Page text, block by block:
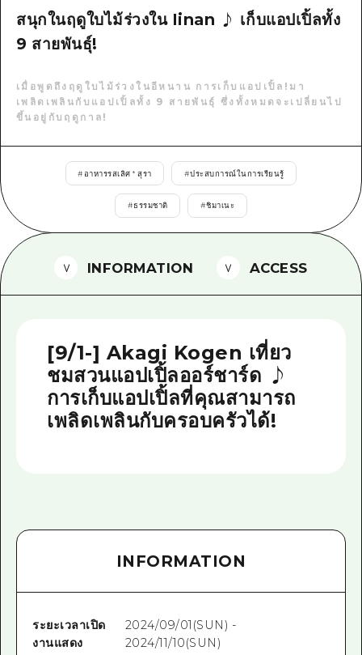
ไกด์อาสาสมัครไ
คำถามที่พบบ่อย
สนุกในฤดูใบไม้ร่วงใน Iinan ♪ เก็บแอปเปิ้ลทั้ง
9 สายพันธุ์!
เมื่อพูดถึงฤดูใบไม้ร่วงในอีหนาน การเก็บแอปเปิ้ล!มา
เพลิดเพลินกับแอปเปิ้ลทั้ง 9 สายพันธุ์ ซึ่งทั้งหมดจะเปลี่ยนไป
ขึ้นอยู่กับฤดูกาล!
# อาหารรสเลิศ * สุรา #ประสบการณ์ในการเรียนรู้
#ธรรมชาติ #ชิมาเนะ
INFORMATION ACCESS
[9/1-] Akagi Kogen เที่ยว
ชมสวนแอปเปิ้ลออร์ชาร์ด ♪
การเก็บแอปเปิ้ลที่คุณสามารถ
เพลิดเพลินกับครอบครัวได้!
INFORMATION
ระยะเวลาเปิด
งานแสดง
2024/09/01(SUN) -
2024/11/10(SUN)